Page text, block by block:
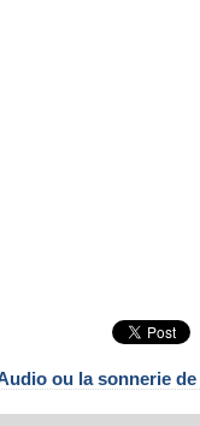
ou la sonnerie de